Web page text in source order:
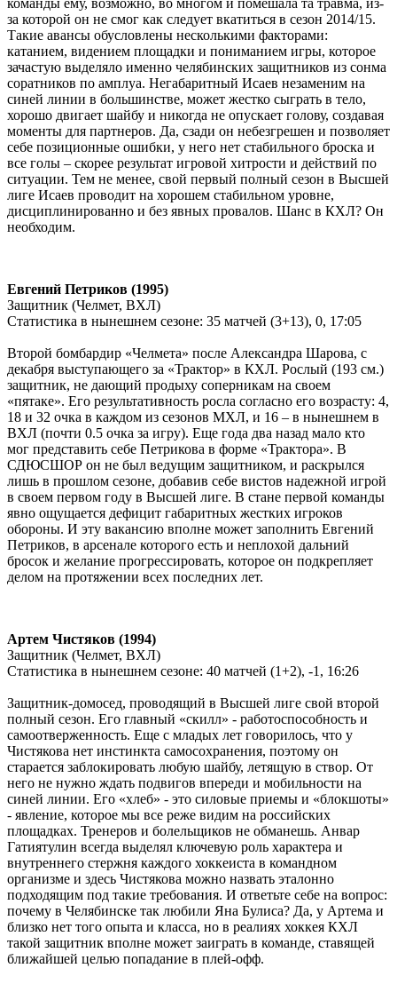
за которой он не смог как следует вкатиться в сезон 2014/15.
Такие авансы обусловлены несколькими факторами:
катанием, видением площадки и пониманием игры, которое
зачастую выделяло именно челябинских защитников из сонма
соратников по амплуа. Негабаритный Исаев незаменим на
синей линии в большинстве, может жестко сыграть в тело,
хорошо двигает шайбу и никогда не опускает голову, создавая
моменты для партнеров. Да, сзади он небезгрешен и позволяет
себе позиционные ошибки, у него нет стабильного броска и
все голы – скорее результат игровой хитрости и действий по
ситуации. Тем не менее, свой первый полный сезон в Высшей
лиге Исаев проводит на хорошем стабильном уровне,
дисциплинированно и без явных провалов. Шанс в КХЛ? Он
необходим.
Евгений Петриков (1995)
Защитник (Челмет, ВХЛ)
Статистика в нынешнем сезоне: 35 матчей (3+13), 0, 17:05
Второй бомбардир «Челмета» после Александра Шарова, с
декабря выступающего за «Трактор» в КХЛ. Рослый (193 см.)
защитник, не дающий продыху соперникам на своем
«пятаке». Его результативность росла согласно его возрасту: 4,
18 и 32 очка в каждом из сезонов МХЛ, и 16 – в нынешнем в
ВХЛ (почти 0.5 очка за игру). Еще года два назад мало кто
мог представить себе Петрикова в форме «Трактора». В
СДЮСШОР он не был ведущим защитником, и раскрылся
лишь в прошлом сезоне, добавив себе вистов надежной игрой
в своем первом году в Высшей лиге. В стане первой команды
явно ощущается дефицит габаритных жестких игроков
обороны. И эту вакансию вполне может заполнить Евгений
Петриков, в арсенале которого есть и неплохой дальний
бросок и желание прогрессировать, которое он подкрепляет
делом на протяжении всех последних лет.
Артем Чистяков (1994)
Защитник (Челмет, ВХЛ)
Статистика в нынешнем сезоне: 40 матчей (1+2), -1, 16:26
Защитник-домосед, проводящий в Высшей лиге свой второй
полный сезон. Его главный «скилл» - работоспособность и
самоотверженность. Еще с младых лет говорилось, что у
Чистякова нет инстинкта самосохранения, поэтому он
старается заблокировать любую шайбу, летящую в створ. От
него не нужно ждать подвигов впереди и мобильности на
синей линии. Его «хлеб» - это силовые приемы и «блокшоты»
- явление, которое мы все реже видим на российских
площадках. Тренеров и болельщиков не обманешь. Анвар
Гатиятулин всегда выделял ключевую роль характера и
внутреннего стержня каждого хоккеиста в командном
организме и здесь Чистякова можно назвать эталонно
подходящим под такие требования. И ответьте себе на вопрос:
почему в Челябинске так любили Яна Булиса? Да, у Артема и
близко нет того опыта и класса, но в реалиях хоккея КХЛ
такой защитник вполне может заиграть в команде, ставящей
ближайшей целью попадание в плей-офф.